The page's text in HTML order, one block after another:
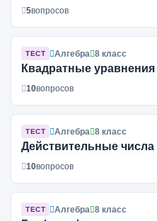
5вопросов
ТЕСТ Алгебра 8 класс
Квадратные уравнения
10вопросов
ТЕСТ Алгебра 8 класс
Действительные числа
10вопросов
ТЕСТ Алгебра 8 класс